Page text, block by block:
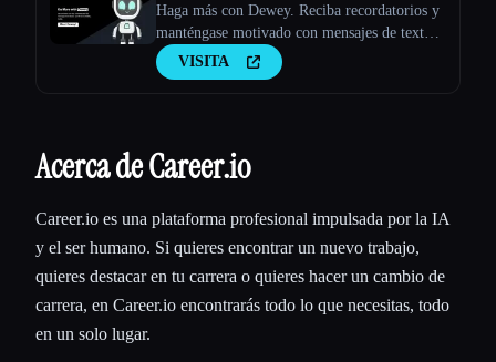
Haga más con Dewey. Reciba recordatorios y
manténgase motivado con mensajes de texto
de Dewey, su compañero de responsabilidad
de IA.
VISITA
Acerca de Career.io
Career.io es una plataforma profesional impulsada por la IA
y el ser humano. Si quieres encontrar un nuevo trabajo,
quieres destacar en tu carrera o quieres hacer un cambio de
carrera, en Career.io encontrarás todo lo que necesitas, todo
en un solo lugar.